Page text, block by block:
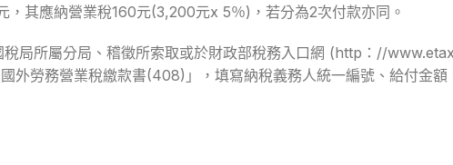
其應納營業稅160元(3,200元x 5％)，若分為2次付款亦同。
局所屬分局、稽徵所索取或於財政部稅務入口網 (http：//
外勞務營業稅繳款書(408)」，填寫納稅義務人統一編號、給付金